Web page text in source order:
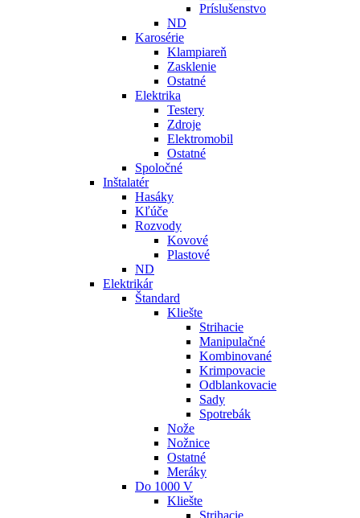
Príslušenstvo
ND
Karosérie
Klampiareň
Zasklenie
Ostatné
Elektrika
Testery
Zdroje
Elektromobil
Ostatné
Spoločné
Inštalatér
Hasáky
Kľúče
Rozvody
Kovové
Plastové
ND
Elektrikár
Štandard
Kliešte
Strihacie
Manipulačné
Kombinované
Krimpovacie
Odblankovacie
Sady
Spotrebák
Nože
Nožnice
Ostatné
Meráky
Do 1000 V
Kliešte
Strihacie